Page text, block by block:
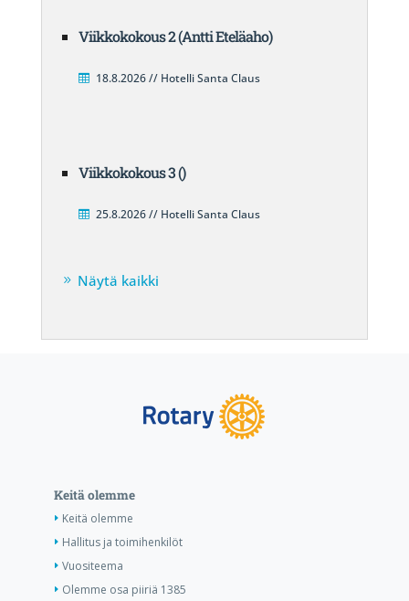
Viikkokokous 2 (Antti Eteläaho)
18.8.2026 // Hotelli Santa Claus
Viikkokokous 3 ()
25.8.2026 // Hotelli Santa Claus
Näytä kaikki
Keitä olemme
Keitä olemme
Hallitus ja toimihenkilöt
Vuositeema
Olemme osa piiriä 1385